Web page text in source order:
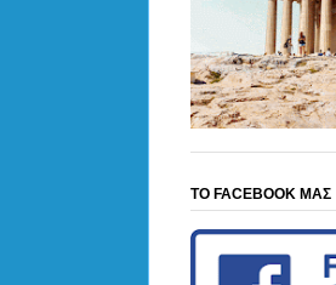
ΤΟ FACEBOOK ΜΑΣ